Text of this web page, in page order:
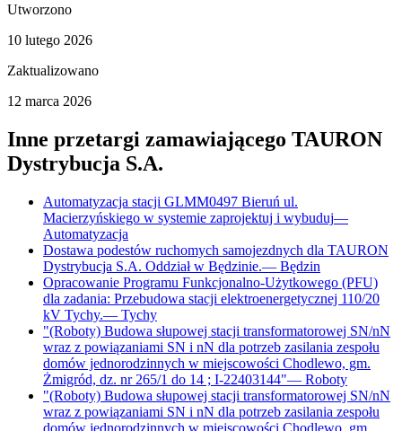
Utworzono
10 lutego 2026
Zaktualizowano
12 marca 2026
Inne przetargi zamawiającego TAURON
Dystrybucja S.A.
Automatyzacja stacji GLMM0497 Bieruń ul.
Macierzyńskiego w systemie zaprojektuj i wybuduj—
Automatyzacja
Dostawa podestów ruchomych samojezdnych dla TAURON
Dystrybucja S.A. Oddział w Będzinie.— Będzin
Opracowanie Programu Funkcjonalno-Użytkowego (PFU)
dla zadania: Przebudowa stacji elektroenergetycznej 110/20
kV Tychy.— Tychy
"(Roboty) Budowa słupowej stacji transformatorowej SN/nN
wraz z powiązaniami SN i nN dla potrzeb zasilania zespołu
domów jednorodzinnych w miejscowości Chodlewo, gm.
Żmigród, dz. nr 265/1 do 14 ; I-22403144"— Roboty
"(Roboty) Budowa słupowej stacji transformatorowej SN/nN
wraz z powiązaniami SN i nN dla potrzeb zasilania zespołu
domów jednorodzinnych w miejscowości Chodlewo, gm.